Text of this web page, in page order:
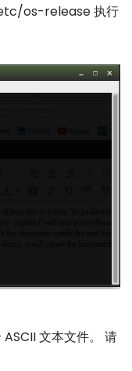
os-release 执行
文本文件。 请